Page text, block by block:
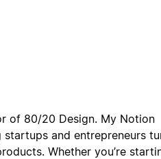
of 80/20 Design. My Notion
and entrepreneurs
Whether you’re